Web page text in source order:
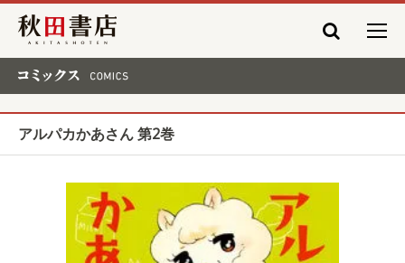
秋田書店
アルパカかあさん 第2巻